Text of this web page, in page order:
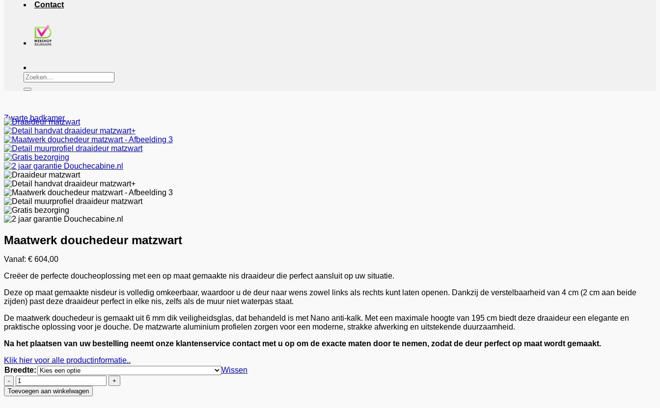
Contact
Zoeken
naar:
Zwarte badkamer
Maatwerk douchedeur matzwart
Vanaf: € 604,00
Creëer de perfecte doucheoplossing met een op maat gemaakte nis draaideur die perfect aansluit op uw situatie.
Deze op maat gemaakte nisdeur is volledig omkeerbaar, waardoor u de deur naar wens zowel links als rechts kunt laten openen. Dankzij de verstelbaarheid van 4 cm (2 cm aan beide
zijden) past deze draaideur perfect in elke nis, zelfs als de muur niet waterpas staat.
De maatwerk douchedeur is gemaakt uit 6 mm dik veiligheidsglas, dat behandeld is met Nano anti-kalk. Met een maximale hoogte van 195 cm biedt deze draaideur een elegante en
praktische oplossing voor je douche. De matzwarte aluminium profielen zorgen voor een moderne, strakke afwerking en uitstekende duurzaamheid.
Na het plaatsen van uw bestelling neemt onze klantenservice contact met u op om de exacte maten door te nemen, zodat de deur perfect op maat wordt gemaakt.
Klik hier voor alle productinformatie..
Breedte:
Wissen
Maatwerk
douchedeur
matzwart
Toevoegen aan winkelwagen